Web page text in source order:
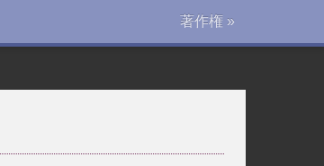
著作権 »